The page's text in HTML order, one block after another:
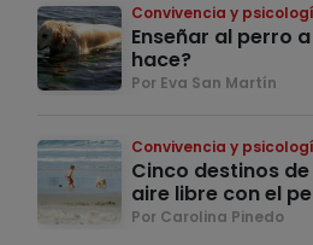
Convivencia y
Enseñar al perro
hace?
Por Eva San Martín
Convivencia y
Cinco destinos
aire libre con el
Por Carolina Pinedo